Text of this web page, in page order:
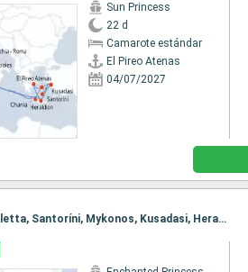
Sun Princess
22 d
Camarote estándar
El Pireo Atenas
04/07/2027
Itinerario : Civitavecchia - Roma, Salerno, Messine, Palermo, La Valetta, Santoríni, Mykonos, Kusadasi, Heraklion, El Pireo Atenas, Heraklion, Kusadasi, Rodas, Mykonos, Chania, La Valetta, Palermo, Messine, Nápoles, Civitavecchia - Roma